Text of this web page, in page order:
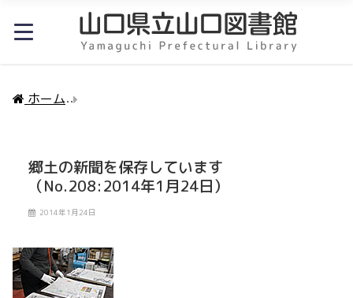
ホーム
郷土の新聞を保存しています
（No.208:2014年1月24日）
2014年1月24日